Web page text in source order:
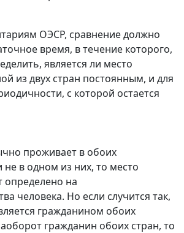
ОЭСР, сравнение должно
время, в течение которого,
является ли место
из двух стран постоянным, и для
с которой остается
проживает в обоих
не в одном из них, то место
определено на
человека. Но если случится так,
гражданином обоих
гражданин обоих стран, то